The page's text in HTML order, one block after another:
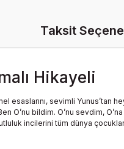
Taksit
Hikayeli
esaslarını, sevimli
Ben O’nu bildim. O’nu sevdim,
incilerini tüm dünya